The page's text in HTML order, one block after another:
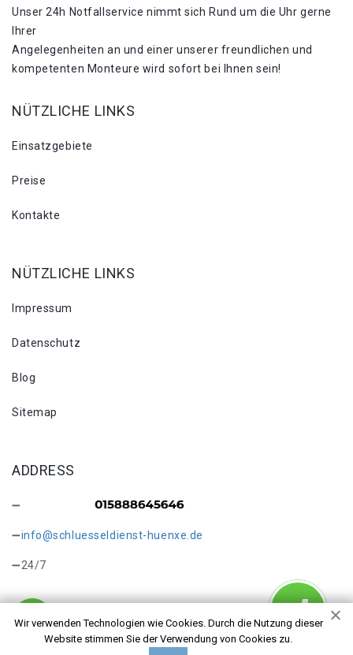
Wir verwenden Technologien wie Cookies. Durch die Nutzung dieser
Website stimmen Sie der Verwendung von Cookies zu.
Unser 24h Notfallservice nimmt sich Rund um die Uhr gerne
Ihrer
Angelegenheiten an und einer unserer freundlichen und
kompetenten Monteure wird sofort bei Ihnen sein!
NÜTZLICHE LINKS
Einsatzgebiete
Preise
Kontakte
NÜTZLICHE LINKS
Impressum
Datenschutz
Blog
Sitemap
ADDRESS
info@schluesseldienst-huenxe.de
24/7
Copyright © 2026 Schlosswechsel Hünxe. Alle Rechte